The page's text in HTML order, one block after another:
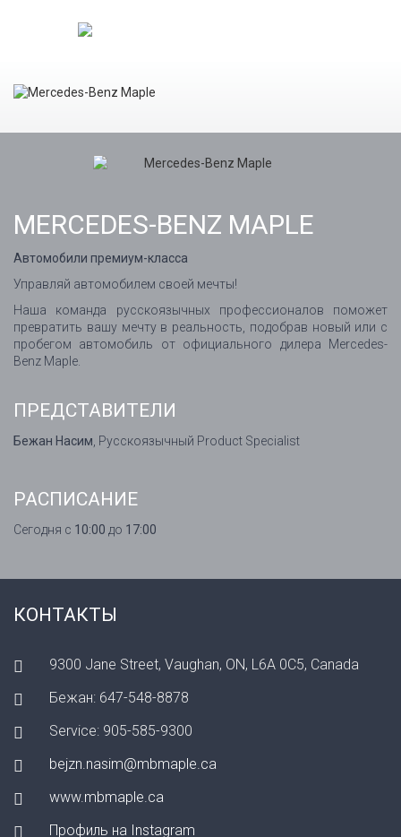
MERCEDES-BENZ MAPLE
Автомобили премиум-класса
Управляй автомобилем своей мечты!
Наша команда русскоязычных профессионалов поможет
превратить вашу мечту в реальность, подобрав новый или с
пробегом автомобиль от официального дилера Mercedes-
Benz Maple.
ПРЕДСТАВИТЕЛИ
Бежан Насим , Русскоязычный Product Specialist
РАСПИСАНИЕ
Сегодня с 10:00 до 17:00
КОНТАКТЫ
9300 Jane Street, Vaughan, ON, L6A 0C5, Canada
Бежан: 647-548-8878
Service: 905-585-9300
bejzn.nasim@mbmaple.ca
www.mbmaple.ca
Профиль на Instagram